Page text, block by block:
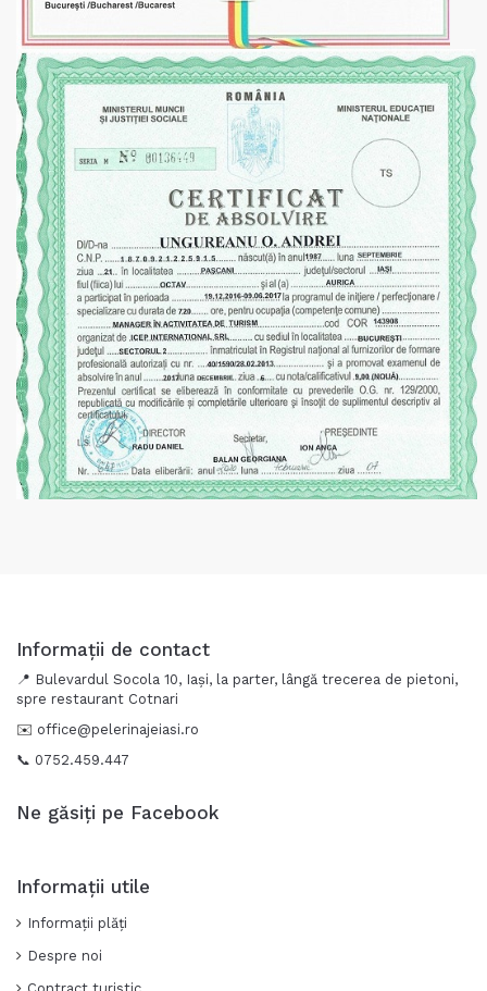
Informații de contact
📍 Bulevardul Socola 10, Iași, la parter, lângă trecerea de pietoni,
spre restaurant Cotnari
✉️ office@pelerinajeiasi.ro
📞 0752.459.447
Ne găsiți pe Facebook
Informații utile
Informații plăți
Despre noi